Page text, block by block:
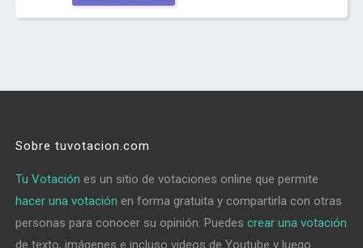
Sobre tuvotacion.com
Tu Votación es un sitio de votaciones online que permite
hacer una votación en forma gratuita y compartirla con otras
personas para conocer su opinión. Puedescrear una votación
de texto, imágenes e incluso videos de Youtube y luego